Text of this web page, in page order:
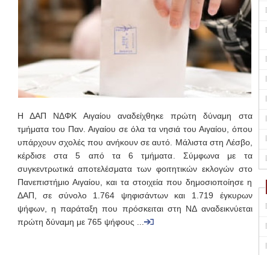
Η ΔΑΠ ΝΔΦΚ Αιγαίου αναδείχθηκε πρώτη δύναμη στα
τμήματα του Παν. Αιγαίου σε όλα τα νησιά του Αιγαίου, όπου
υπάρχουν σχολές που ανήκουν σε αυτό. Μάλιστα στη Λέσβο,
κέρδισε στα 5 από τα 6 τμήματα. Σύμφωνα με τα
συγκεντρωτικά αποτελέσματα των φοιτητικών εκλογών στο
Πανεπιστήμιο Αιγαίου, και τα στοιχεία που δημοσιοποίησε η
ΔΑΠ, σε σύνολο 1.764 ψηφισάντων και 1.719 έγκυρων
ψήφων, η παράταξη που πρόσκειται στη ΝΔ αναδεικνύεται
πρώτη δύναμη με 765 ψήφους ...